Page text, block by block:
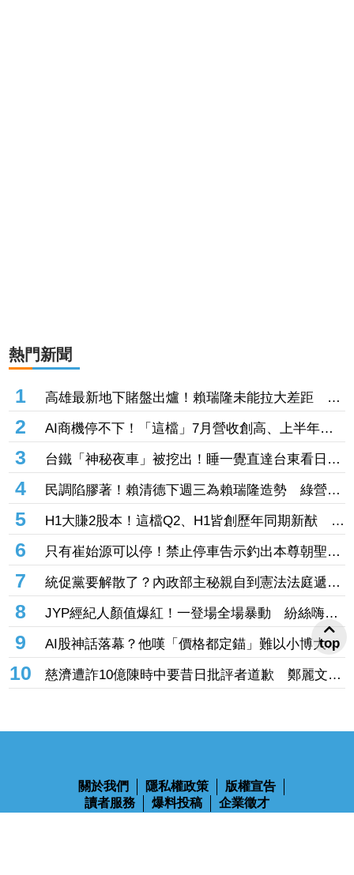
熱門新聞
1
高雄最新地下賭盤出爐！賴瑞隆未能拉大差距 押
柯志恩人數增、翻盤仍有變數
2
AI商機停不下！「這檔」7月營收創高、上半年
EPS 38.24元 獲大摩喊買、12000元目標價
3
台鐵「神秘夜車」被挖出！睡一覺直達台東看日
出 每週僅1班錯過等下週
4
民調陷膠著！賴清德下週三為賴瑞隆造勢 綠營強
化高雄組織、力保南臺灣不失
5
H1大賺2股本！這檔Q2、H1皆創歷年同期新猷 股
價翻臉緊鎖漲停
6
只有崔始源可以停！禁止停車告示釣出本尊朝聖：
停車可以嗎 店員粉絲嚇傻
7
統促黨要解散了？內政部主秘親自到憲法法庭遞
狀 聲請解散統促黨創下憲政首例
8
JYP經紀人顏值爆紅！一登場全場暴動 紛絲嗨
喊：拜託直接出道
9
AI股神話落幕？他嘆「價格都定錨」難以小博大
網搖頭：現在才剛開始
10
慈濟遭詐10億陳時中要昔日批評者道歉 鄭麗文怒
轟無恥至極：你們該向全民下跪
關於我們 隱私權政策
版權宣告
讀者服務
爆料投稿 企業徵才
top